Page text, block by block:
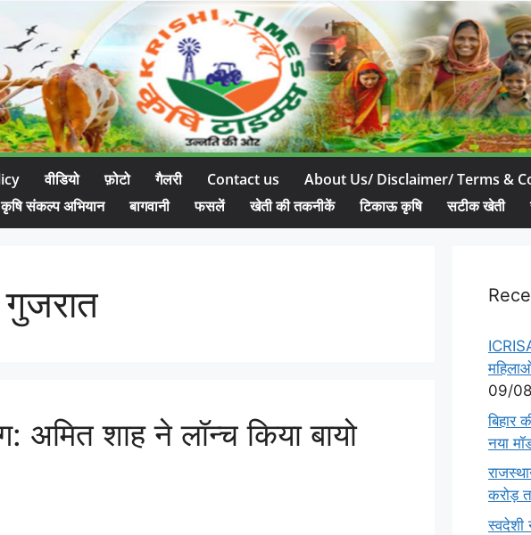
वीडियो फ़ोटो गैलरी Contact us About Us/ Disclaimer/ Terms &
संकल्प अभियान बागवानी फसलें खेती की तकनीकें टिकाऊ कृषि सटीक खेती
गुजरात
अमित शाह ने लॉन्च किया बायो
09/
बिहार
नया
करोड़
स्वदेशी